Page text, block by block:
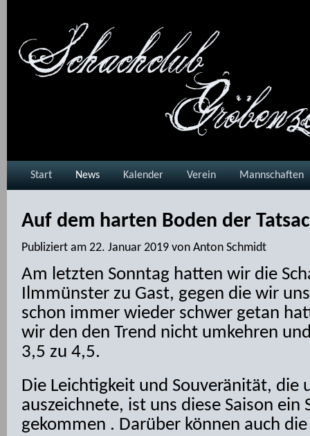
Start News Kalender Verein Mannschaften
Auf dem harten Boden der
Publiziert am 22. Januar 2019 von Anton Schmidt
Am letzten Sonntag hatten wir die
Ilmmünster zu Gast, gegen die wir
schon immer wieder schwer getan
wir den den Trend nicht umkehren
3,5 zu 4,5.
Die Leichtigkeit und Souveränität, die
auszeichnete, ist uns diese Saison ein
gekommen . Darüber können auch die